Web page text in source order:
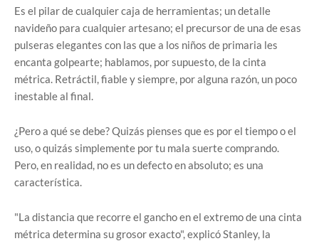
Es el pilar de cualquier caja de herramientas; un detalle
navideño para cualquier artesano; el precursor de una de esas
pulseras elegantes con las que a los niños de primaria les
encanta golpearte; hablamos, por supuesto, de la cinta
métrica. Retráctil, fiable y siempre, por alguna razón, un poco
inestable al final.
¿Pero a qué se debe? Quizás pienses que es por el tiempo o el
uso, o quizás simplemente por tu mala suerte comprando.
Pero, en realidad, no es un defecto en absoluto; es una
característica.
"La distancia que recorre el gancho en el extremo de una cinta
métrica determina su grosor exacto", explicó Stanley, la